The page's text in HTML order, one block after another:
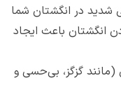
در انگشتان شما
انگشتان باعث ایجاد
(مانند گزگز، بی‌حسی و